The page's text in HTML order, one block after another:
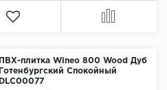
ПВХ-плитка Wineo 800 Wood Дуб
Готенбургский Спокойный
DLC00077